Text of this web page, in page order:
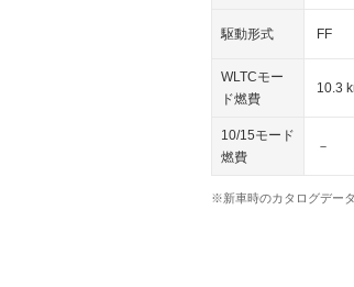
駆動形式 FF
WLTCモー
ド燃費
10.3
10/15モード
燃費
－
※新車時のカタログデー